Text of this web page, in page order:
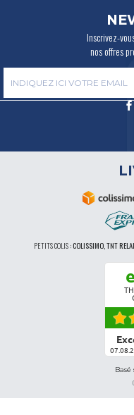
Inscrivez-
nos offres
PETITS COLIS :COLISSIMO, TNT
Basé